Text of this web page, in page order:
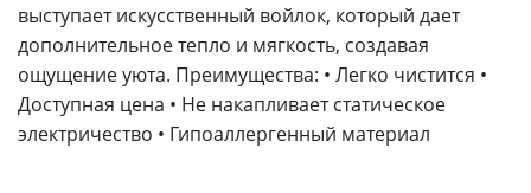
выступает искусственный войлок, который дает
дополнительное тепло и мягкость, создавая
ощущение уюта. Преимущества: • Легко чистится •
Доступная цена • Не накапливает статическое
электричество • Гипоаллергенный материал